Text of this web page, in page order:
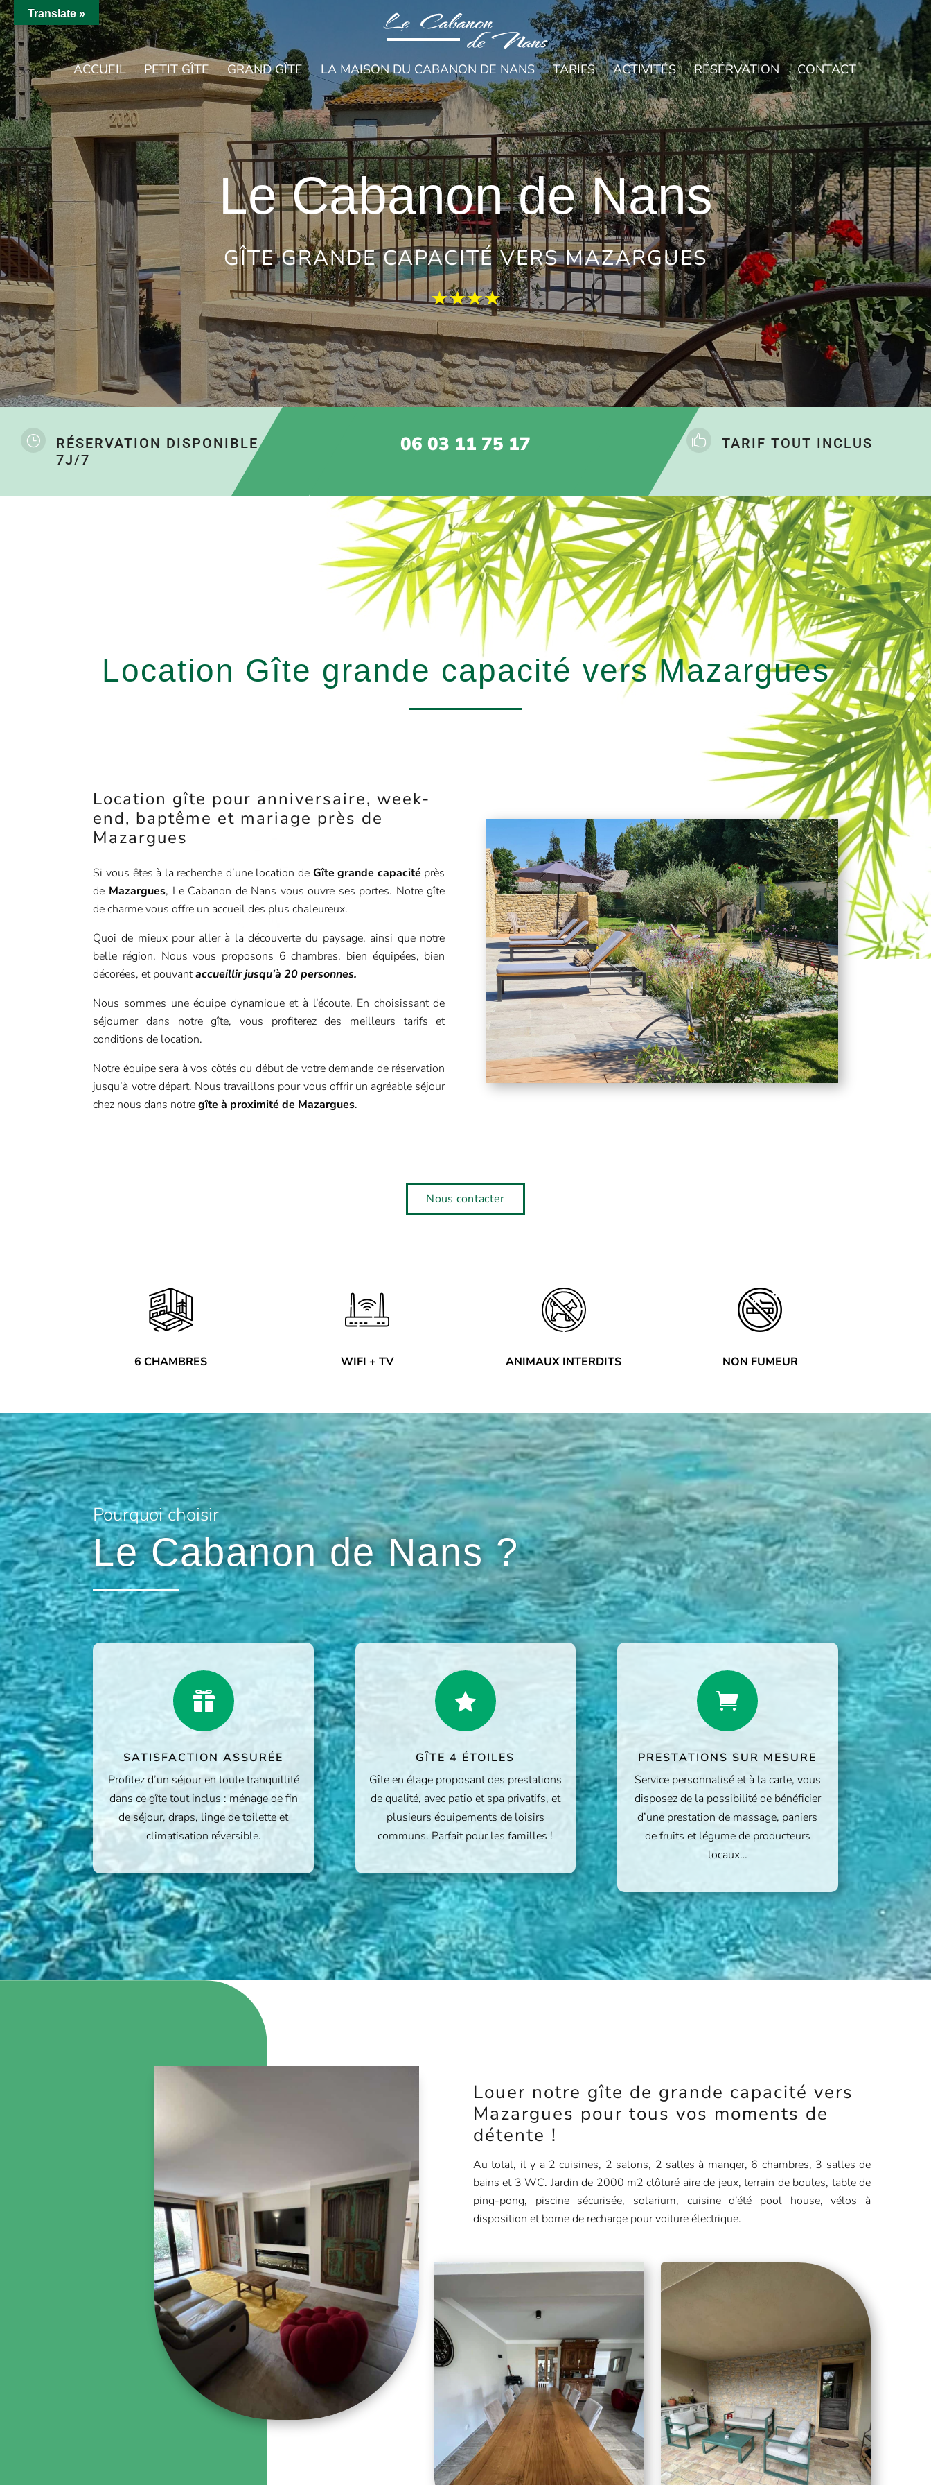
ACCUEIL PETIT GÎTE GRAND GÎTE LA MAISON DU CABANON DE NANS TARIFS ACTIVITÉS RÉSÉRVATION CONTACT
Le Cabanon de Nans
GÎTE GRANDE CAPACITÉ VERS MAZARGUES
}
RÉSERVATION DISPONIBLE
7J/7
06 03 11 75 17  TARIF TOUT INCLUS
Location Gîte grande capacité vers Mazargues
Location gîte pour anniversaire, week-
end, baptême et mariage près de
Mazargues
Si vous êtes à la recherche d’une location de Gîte grande capacité près
de Mazargues, Le Cabanon de Nans vous ouvre ses portes. Notre gîte
de charme vous offre un accueil des plus chaleureux.
Quoi de mieux pour aller à la découverte du paysage, ainsi que notre
belle région. Nous vous proposons 6 chambres, bien équipées, bien
décorées, et pouvantaccueillir jusqu’à 20 personnes.
Nous sommes une équipe dynamique et à l’écoute. En choisissant de
séjourner dans notre gîte, vous profiterez des meilleurs tarifs et
conditions de location.
Notre équipe sera à vos côtés du début de votre demande de réservation
jusqu’à votre départ. Nous travaillons pour vous offrir un agréable séjour
chez nous dans notregîte à proximité de Mazargues.
Nous contacter
6 CHAMBRES WIFI + TV ANIMAUX INTERDITS NON FUMEUR
Pourquoi choisir
Le Cabanon de Nans ?

SATISFACTION ASSURÉE
Profitez d’un séjour en toute tranquillité
dans ce gîte tout inclus : ménage de fin
de séjour, draps, linge de toilette et
climatisation réversible.

GÎTE 4 ÉTOILES
Gîte en étage proposant des prestations
de qualité, avec patio et spa privatifs, et
plusieurs équipements de loisirs
communs. Parfait pour les familles !

PRESTATIONS SUR MESURE
Service personnalisé et à la carte, vous
disposez de la possibilité de bénéficier
d’une prestation de massage, paniers
de fruits et légume de producteurs
locaux…
Louer notre gîte de grande capacité vers
Mazargues pour tous vos moments de
détente !
Au total, il y a 2 cuisines, 2 salons, 2 salles à manger, 6 chambres, 3 salles de
bains et 3 WC. Jardin de 2000 m2 clôturé aire de jeux, terrain de boules, table de
ping-pong, piscine sécurisée, solarium, cuisine d’été pool house, vélos à
disposition et borne de recharge pour voiture électrique.
Translate »